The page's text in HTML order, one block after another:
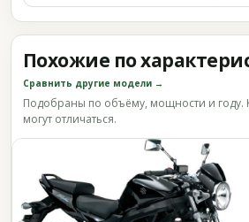
Похожие по
Сравнить другие модели →
Подобраны по объёму, мощности и году.
могут отличаться.